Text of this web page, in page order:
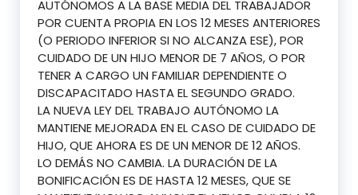
AUTÓNOMOS A LA BASE MEDIA DEL TRABAJADOR
POR CUENTA PROPIA EN LOS 12 MESES ANTERIORES
(O PERIODO INFERIOR SI NO ALCANZA ESE), POR
CUIDADO DE UN HIJO MENOR DE 7 AÑOS, O POR
TENER A CARGO UN FAMILIAR DEPENDIENTE O
DISCAPACITADO HASTA EL SEGUNDO GRADO.
LA NUEVA LEY DEL TRABAJO AUTÓNOMO LA
MANTIENE MEJORADA EN EL CASO DE CUIDADO DE
HIJO, QUE AHORA ES DE UN MENOR DE 12 AÑOS.
LO DEMÁS NO CAMBIA. LA DURACIÓN DE LA
BONIFICACIÓN ES DE HASTA 12 MESES, QUE SE